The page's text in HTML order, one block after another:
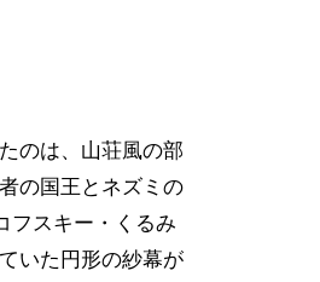
のは、山荘風の部
の国王とネズミの
フスキー・くるみ
いた円形の紗幕が